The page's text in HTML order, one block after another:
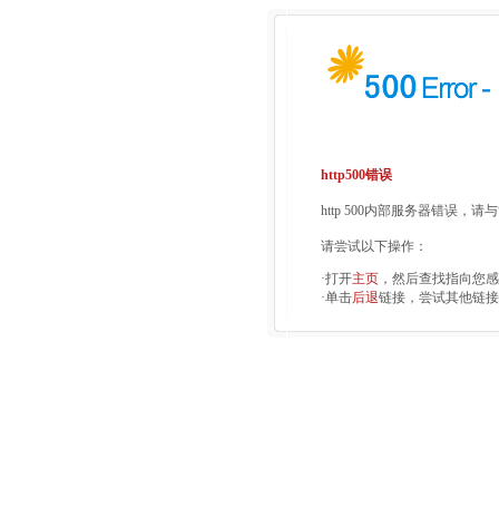
http500错误
http 500内部服务器错误，请
请尝试以下操作：
·打开主页 ，然后查找指向您
·单击后退链接，尝试其他链